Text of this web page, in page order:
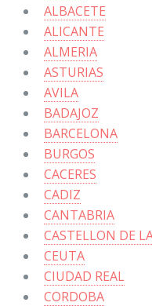
ALBACETE
ALICANTE
ALMERIA
ASTURIAS
AVILA
BADAJOZ
BARCELONA
BURGOS
CACERES
CADIZ
CANTABRIA
CASTELLON DE
CEUTA
CIUDAD REAL
CORDOBA